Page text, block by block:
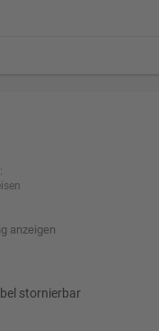
anzeigen
stornierbar